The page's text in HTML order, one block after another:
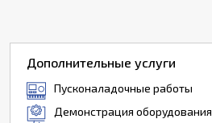
Дополнительные услуги
Пусконаладочные работы
Демонстрация оборудования